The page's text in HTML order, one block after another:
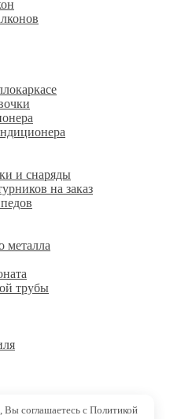
и снаряды
на заказ
металла
трубы
соглашаетесь с Политикой